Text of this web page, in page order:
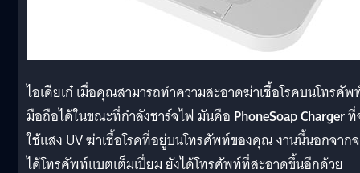
ไอเดียเก๋ เมื่อคุณสามารถทำความสะอาดฆ่าเชื้อโรคบนโทรศัพ
มือถือได้ในขณะที่กำลังชาร์จไฟ มันคือ PhoneSoap Chargerที่
ใช้แสง UV ฆ่าเชื้อโรคที่อยู่บนโทรศัพท์ของคุณ งานนี้นอกจาก
ได้โทรศัพท์แบตเต็มเปี่ยม ยังได้โทรศัพท์ที่สะอาดขึ้นอีกด้วย